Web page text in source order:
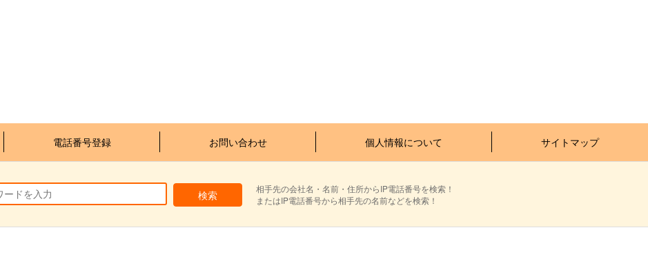
電話番号登録 お問い合わせ 個人情報について サイトマップ
相手先の会社名・名前・住所からIP電話番号を検索！
またはIP電話番号から相手先の名前などを検索！